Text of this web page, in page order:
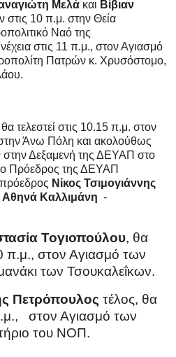
Μελά και Βίβιαν
στις 10 π.μ. στην Θεία
Ναό της
στις 11 π.μ., στον Αγιασμό
Πατρών κ. Χρυσόστομο,
τελεστεί στις 10.15 π.μ. στον
Άνω Πόλη και ακολούθως
Δεξαμενή της ΔΕΥΑΠ στο
Πρόεδρος της ΔΕΥΑΠ
Νίκος Τσιμογιάννης
Αθηνά Καλλιμάνη -
Τογιοπούλου, θα
π.μ., στον Αγιασμό των
των Τσουκαλεΐκων.
Πετρόπουλος τέλος, θα
στον Αγιασμό των
του ΝΟΠ.